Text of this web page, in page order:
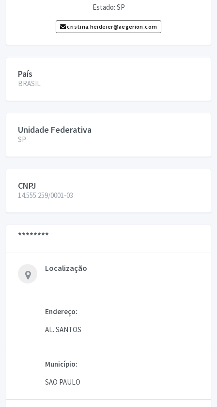
Estado: SP
cristina.heideier@aegerion.com
País
BRASIL
Unidade Federativa
SP
CNPJ
14.555.259/0001-03
********
Localização
Endereço:
AL. SANTOS
Município:
SAO PAULO